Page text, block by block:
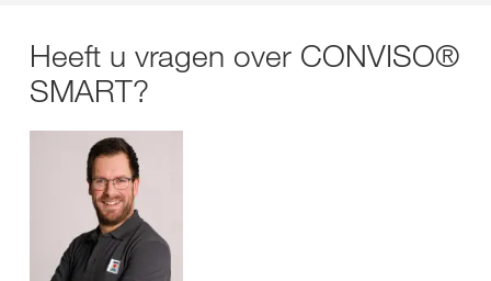
Heeft u vragen over CONVISO®
SMART?